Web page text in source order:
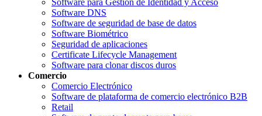
Software para Gestión de Identidad y Acceso
Software DNS
Software de seguridad de base de datos
Software Biométrico
Seguridad de aplicaciones
Certificate Lifecycle Management
Software para clonar discos duros
Comercio
Comercio Electrónico
Software de plataforma de comercio electrónico B2B
Retail